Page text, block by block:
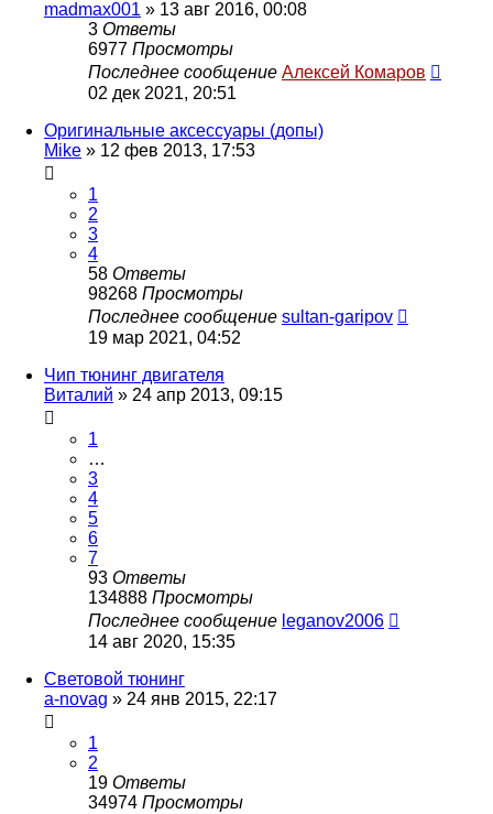
madmax001 » 13 авг 2016, 00:08
3 Ответы
6977 Просмотры
Последнее сообщение Алексей Комаров
02 дек 2021, 20:51
Оригинальные аксессуары (допы)
Mike » 12 фев 2013, 17:53
1
2
3
4
58 Ответы
98268 Просмотры
Последнее сообщение sultan-garipov
19 мар 2021, 04:52
Чип тюнинг двигателя
Виталий » 24 апр 2013, 09:15
1
…
3
4
5
6
7
93 Ответы
134888 Просмотры
Последнее сообщение leganov2006
14 авг 2020, 15:35
Световой тюнинг
a-novag » 24 янв 2015, 22:17
1
2
19 Ответы
34974 Просмотры